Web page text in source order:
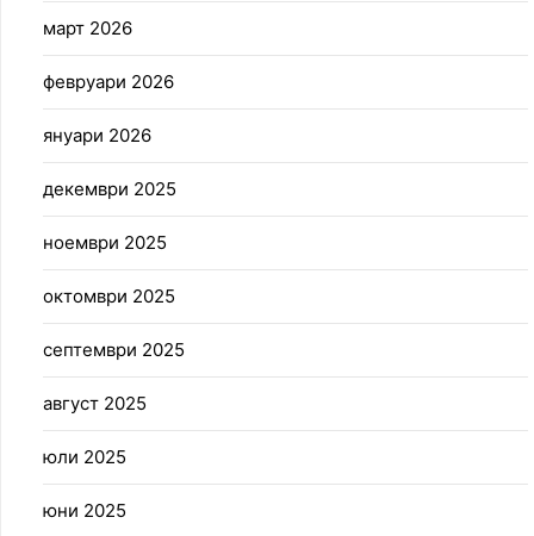
март 2026
февруари 2026
януари 2026
декември 2025
ноември 2025
октомври 2025
септември 2025
август 2025
юли 2025
юни 2025